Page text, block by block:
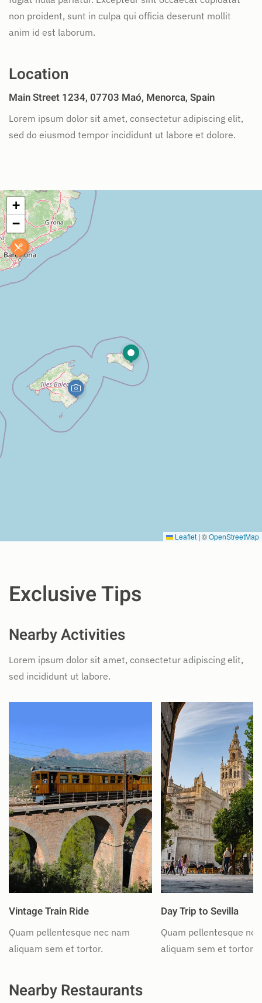
non proident, sunt in culpa qui officia deserunt mollit
anim id est laborum.
Location
Main Street 1234, 07703 Maó, Menorca, Spain
Lorem ipsum dolor sit amet, consectetur adipiscing elit,
sed do eiusmod tempor incididunt ut labore et dolore.
+
−
Leaflet | ©OpenStreetMap
Exclusive Tips
Nearby Activities
Lorem ipsum dolor sit amet, consectetur adipiscing elit,
sed incididunt ut labore.
Vintage Train Ride
Quam pellentesque nec nam
aliquam sem et tortor.
Day Trip to Sevilla
Quam pellentesque
aliquam sem et tortor.
Nearby Restaurants